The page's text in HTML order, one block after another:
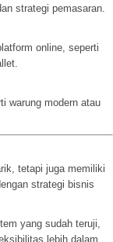
strategi pemasaran.
online, seperti
warung modern atau
tetapi juga memiliki
strategi bisnis
yang sudah teruji,
lebih dalam